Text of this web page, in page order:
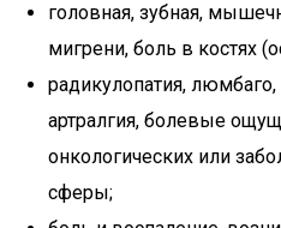
головная, зубная,
мигрени, боль в костях
радикулопатия,
артралгия, болевые
онкологических или
сферы;